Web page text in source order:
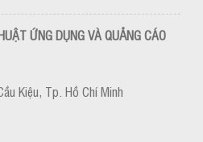
ỨNG DỤNG VÀ QUẢNG CÁO
Kiệu, Tp. Hồ Chí Minh